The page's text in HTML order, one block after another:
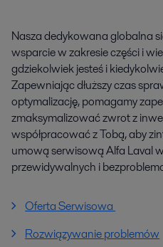
Nasza dedykowana globalna
wsparcie w zakresie części i
gdziekolwiek jesteś i
Zapewniając dłuższy czas
optymalizację, pomagamy
zmaksymalizować zwrot z
współpracować z Tobą, aby
umową serwisową Alfa Laval
przewidywalnych i
Oferta Serwisowa
Rozwiązywanie problemów